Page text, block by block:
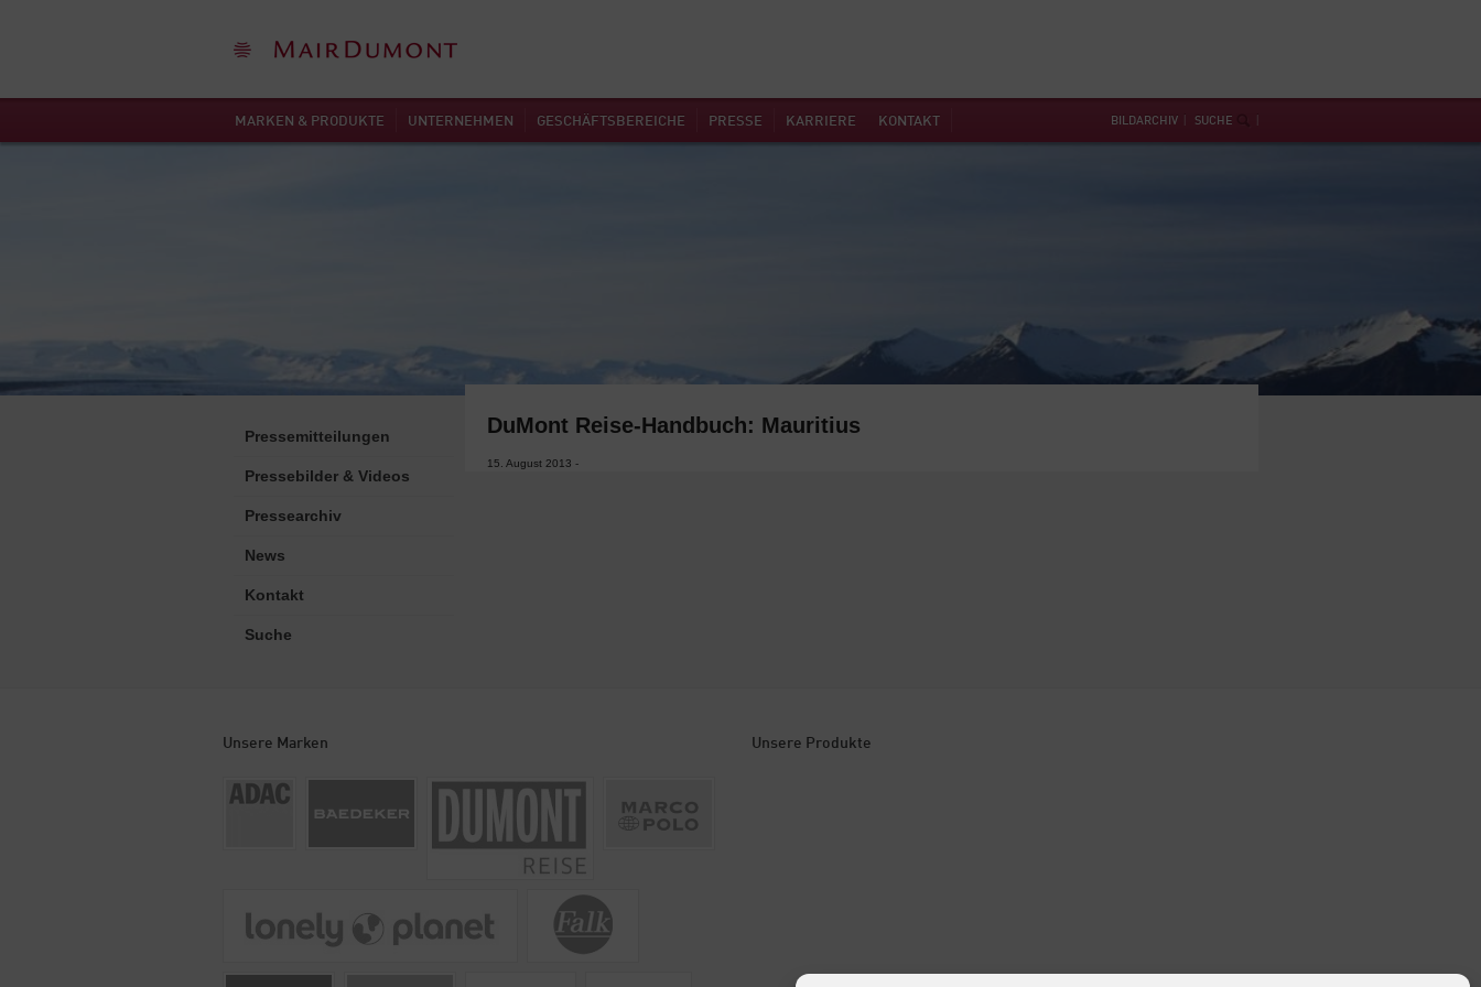
MARKEN & PRODUKTE UNTERNEHMEN GESCHÄFTSBEREICHE PRESSE KARRIERE KONTAKT BILDARCHIV SUCHE
Pressemitteilungen
Pressebilder & Videos
Pressearchiv
News
Kontakt
Suche
DuMont Reise-Handbuch: Mauritius
15. August 2013 -
Unsere Marken Unsere Produkte